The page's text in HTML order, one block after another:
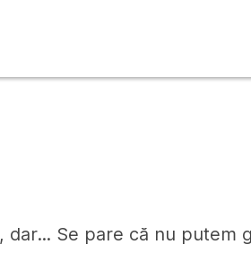
dar... Se pare că nu putem